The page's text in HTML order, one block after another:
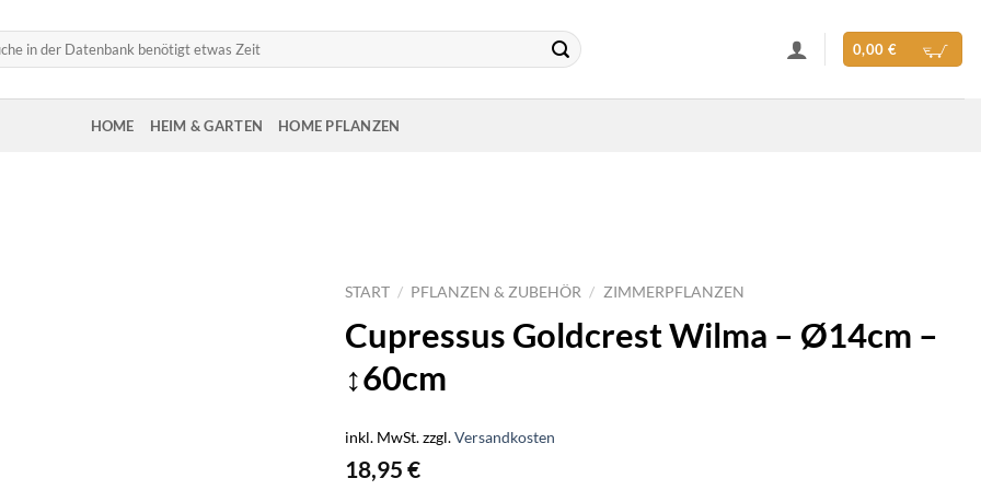
0,00 €
HOME HEIM & GARTEN HOME PFLANZEN
START / PFLANZEN & ZUBEHÖR / ZIMMERPFLANZEN
Cupressus Goldcrest Wilma – Ø14cm –
↕60cm
inkl. MwSt.zzgl.Versandkosten
18,95€